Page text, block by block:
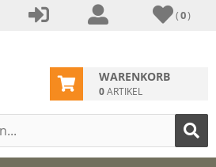
(0)
WARENKORB
0ARTIKEL